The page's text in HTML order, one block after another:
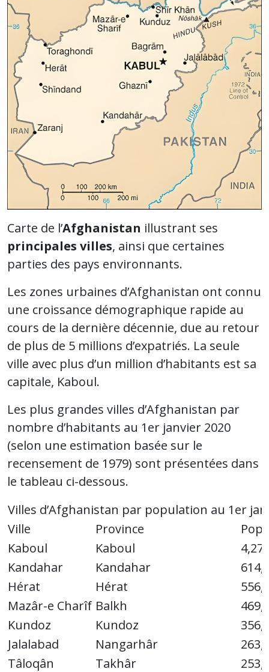
Carte de l’Afghanistan illustrant ses
principales villes, ainsi que certaines
parties des pays environnants.
Les zones urbaines d’Afghanistan ont connu
une croissance démographique rapide au
cours de la dernière décennie, due au retour
de plus de 5 millions d’expatriés. La seule
ville avec plus d’un million d’habitants est sa
capitale, Kaboul.
Les plus grandes villes d’Afghanistan par
nombre d’habitants au 1er janvier 2020
(selon une estimation basée sur le
recensement de 1979) sont présentées dans
le tableau ci-dessous.
Villes d’Afghanistan par population au 1er
Ville
Province
Kaboul
Kaboul
Kandahar
Kandahar
Hérat
Hérat
Mazâr-e Charîf Balkh
Kundoz
Kundoz
Jalalabad
Nangarhâr
Tâloqân
Takhâr